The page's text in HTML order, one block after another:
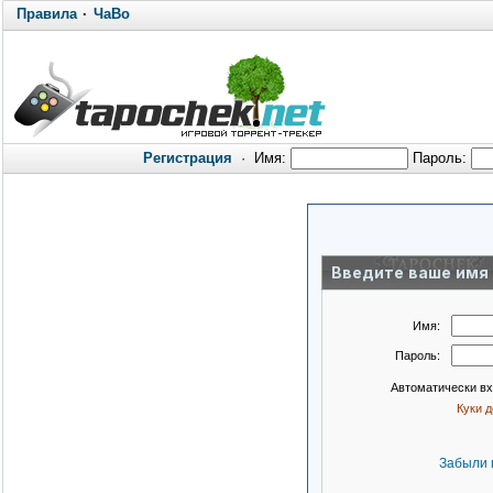
Правила· ЧаВо
Регистрация · Имя: Пароль:
Введите ваше имя
Имя:
Пароль:
Автоматически
Куки
Забыли